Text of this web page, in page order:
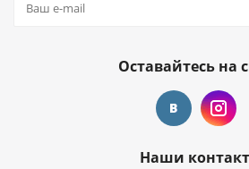
Оставайтесь на
Наши